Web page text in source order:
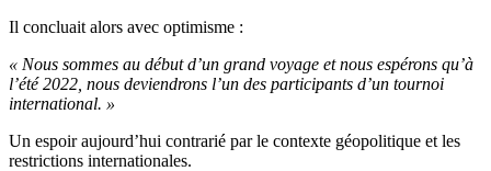
Il concluait alors avec optimisme :
« Nous sommes au début d’un grand voyage et nous espérons qu’à
l’été 2022, nous deviendrons l’un des participants d’un tournoi
international. »
Un espoir aujourd’hui contrarié par le contexte géopolitique et les
restrictions internationales.